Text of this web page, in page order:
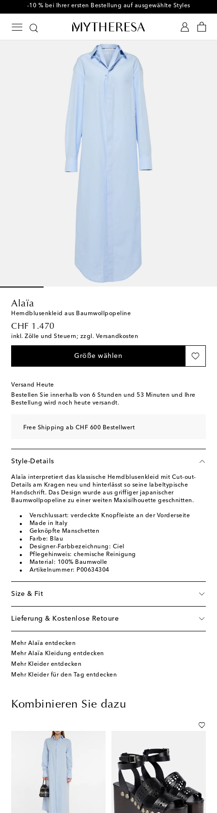
-10 % bei Ihrer ersten Bestellung auf ausgewählte Styles
Alaïa
Hemdblusenkleid aus Baumwollpopeline
CHF 1.470
original price
inkl. Zölle und Steuern; zzgl. Versandkosten
Größe wählen
Versand Heute
Bestellen Sie innerhalb von 6 Stunden und 53 Minuten und Ihre
Bestellung wird noch heute versandt.
Free Shipping ab CHF 600 Bestellwert
Style-Details
Alaïa interpretiert das klassische Hemdblusenkleid mit Cut-out-
Details am Kragen neu und hinterlässt so seine labeltypische
Handschrift. Das Design wurde aus griffiger japanischer
Baumwollpopeline zu einer weiten Maxisilhouette geschnitten.
Verschlussart: verdeckte Knopfleiste an der Vorderseite
Made in Italy
Geknöpfte Manschetten
Farbe: Blau
Designer-Farbbezeichnung: Ciel
Pflegehinweis: chemische Reinigung
Material: 100% Baumwolle
Artikelnummer: P00634304
Size & Fit
Lieferung & Kostenlose Retoure
Mehr Alaïa entdecken
Mehr Alaïa Kleidung entdecken
Mehr Kleider entdecken
Mehr Kleider für den Tag entdecken
Kombinieren Sie dazu